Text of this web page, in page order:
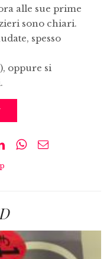
alle sue prime
sono chiari.
spesso
oppure si